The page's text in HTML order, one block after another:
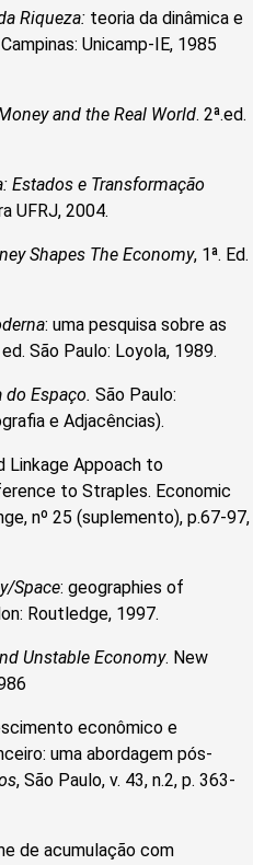
Riqueza: teoria da dinâmica e
Unicamp-IE, 1985
and the Real World. 2ª.ed.
Estados e Transformação
UFRJ, 2004.
Shapes The Economy, 1ª. Ed.
: uma pesquisa sobre as
São Paulo: Loyola, 1989.
Espaço. São Paulo:
e Adjacências).
Linkage Appoach to
to Straples. Economic
nº 25 (suplemento), p.67-97,
Space: geographies of
Routledge, 1997.
Unstable Economy. New
econômico e
uma abordagem pós-
, São Paulo, v. 43, n.2, p. 363-
de acumulação com